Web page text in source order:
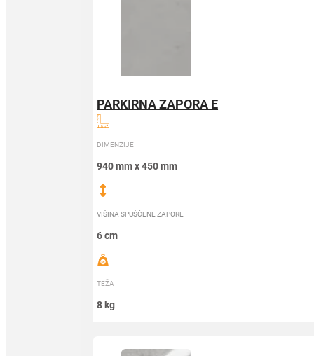
PARKIRNA ZAPORA E
DIMENZIJE
940 mm x 450 mm
VIŠINA SPUŠČENE ZAPORE
6 cm
TEŽA
8 kg